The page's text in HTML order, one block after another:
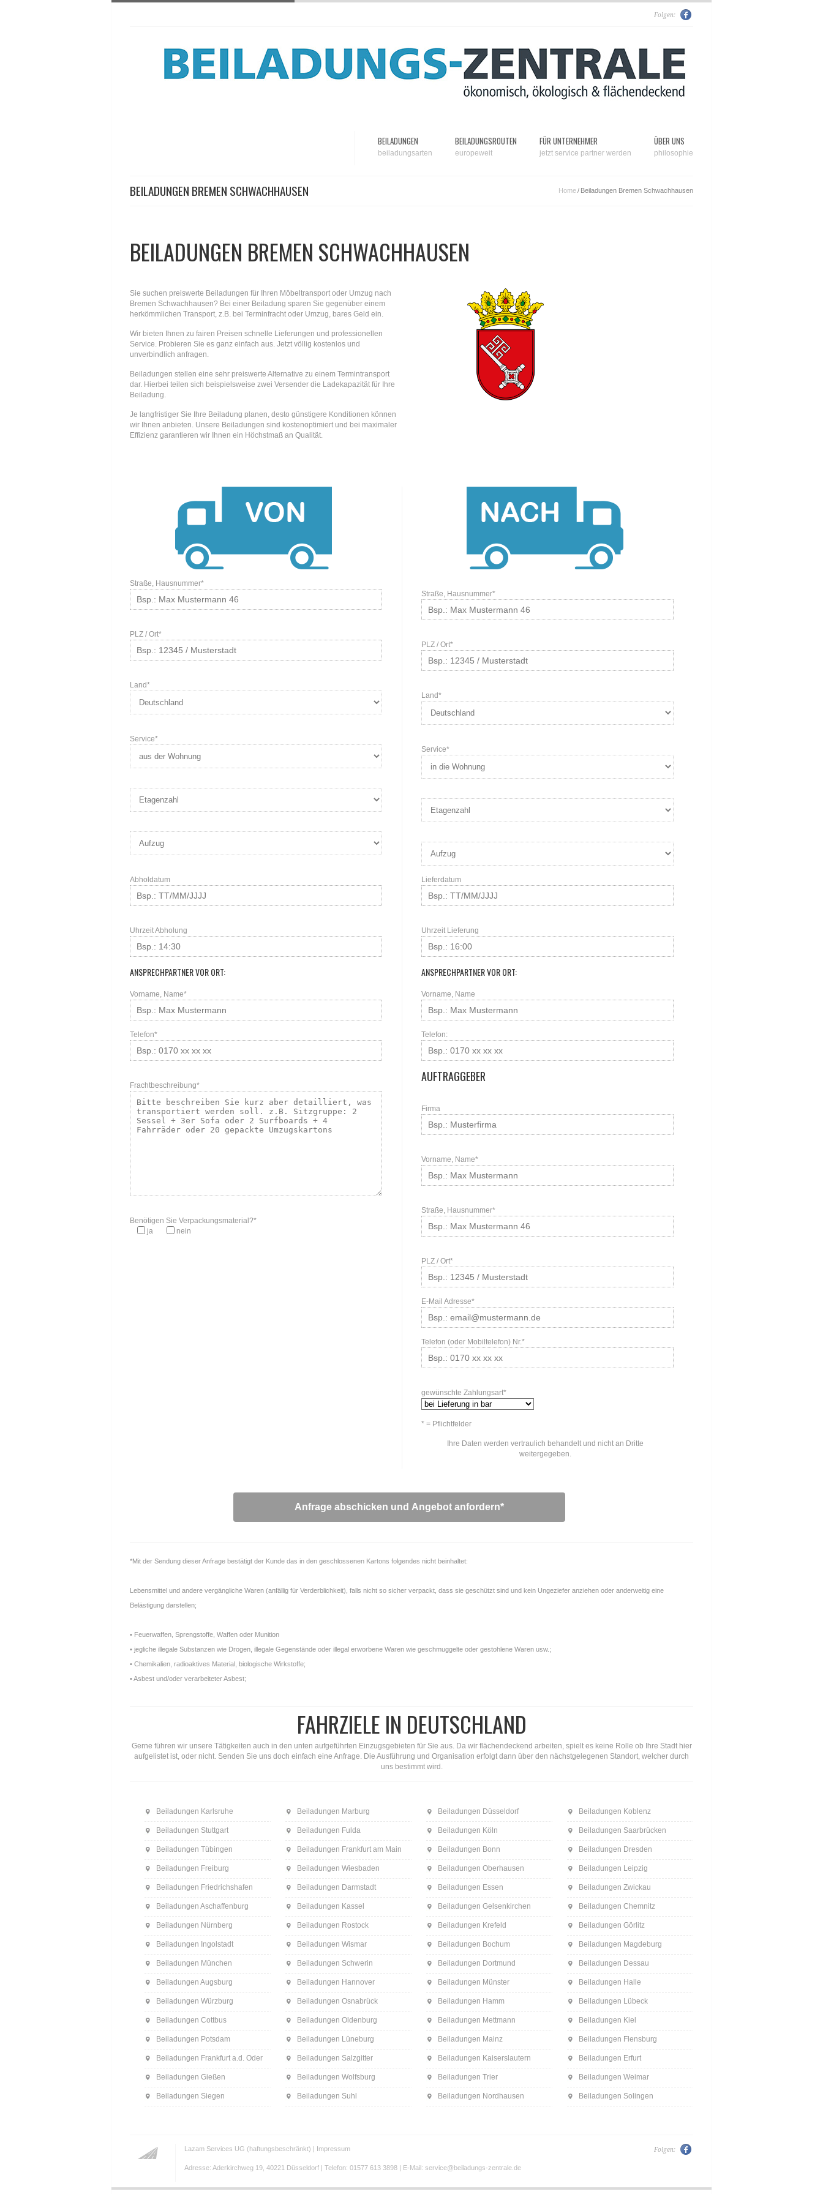
Folgen:
BEILADUNGEN
beiladungsarten
BEILADUNGSROUTEN
europeweit
FÜR UNTERNEHMER
jetzt service partner werden
ÜBER UNS
philosophie
BEILADUNGEN BREMEN SCHWACHHAUSEN Home/ Beiladungen Bremen Schwachhausen
BEILADUNGEN BREMEN SCHWACHHAUSEN
Sie suchen preiswerte Beiladungen für Ihren Möbeltransport oder Umzug nach
Bremen Schwachhausen? Bei einer Beiladung sparen Sie gegenüber einem
herkömmlichen Transport, z.B. bei Terminfracht oder Umzug, bares Geld ein.
Wir bieten Ihnen zu fairen Preisen schnelle Lieferungen und professionellen
Service. Probieren Sie es ganz einfach aus. Jetzt völlig kostenlos und
unverbindlich anfragen.
Beiladungen stellen eine sehr preiswerte Alternative zu einem Termintransport
dar. Hierbei teilen sich beispielsweise zwei Versender die Ladekapazität für Ihre
Beiladung.
Je langfristiger Sie Ihre Beiladung planen, desto günstigere Konditionen können
wir Ihnen anbieten. Unsere Beiladungen sind kostenoptimiert und bei maximaler
Effizienz garantieren wir Ihnen ein Höchstmaß an Qualität.
Straße, Hausnummer*
PLZ / Ort*
Land*
Service*
Abholdatum
Uhrzeit Abholung
ANSPRECHPARTNER VOR ORT:
Vorname, Name*
Telefon*
Frachtbeschreibung*
Benötigen Sie Verpackungsmaterial?*
ja
nein
Straße, Hausnummer*
PLZ / Ort*
Land*
Service*
Lieferdatum
Uhrzeit Lieferung
ANSPRECHPARTNER VOR ORT:
Vorname, Name
Telefon:
AUFTRAGGEBER
Firma
Vorname, Name*
Straße, Hausnummer*
PLZ / Ort*
E-Mail Adresse*
Telefon (oder Mobiltelefon) Nr.*
gewünschte Zahlungsart*
* = Pflichtfelder
Ihre Daten werden vertraulich behandelt und nicht an Dritte
weitergegeben.
*Mit der Sendung dieser Anfrage bestätigt der Kunde das in den geschlossenen Kartons folgendes nicht beinhaltet:
Lebensmittel und andere vergängliche Waren (anfällig für Verderblichkeit), falls nicht so sicher verpackt, dass sie geschützt sind und kein Ungeziefer anziehen oder anderweitig eine
Belästigung darstellen;
• Feuerwaffen, Sprengstoffe, Waffen oder Munition
• jegliche illegale Substanzen wie Drogen, illegale Gegenstände oder illegal erworbene Waren wie geschmuggelte oder gestohlene Waren usw.;
• Chemikalien, radioaktives Material, biologische Wirkstoffe;
• Asbest und/oder verarbeiteter Asbest;
FAHRZIELE IN DEUTSCHLAND
Gerne führen wir unsere Tätigkeiten auch in den unten aufgeführten Einzugsgebieten für Sie aus. Da wir flächendeckend arbeiten, spielt es keine Rolle ob Ihre Stadt hier
aufgelistet ist, oder nicht. Senden Sie uns doch einfach eine Anfrage. Die Ausführung und Organisation erfolgt dann über den nächstgelegenen Standort, welcher durch
uns bestimmt wird.
Beiladungen Karlsruhe
Beiladungen Stuttgart
Beiladungen Tübingen
Beiladungen Freiburg
Beiladungen Friedrichshafen
Beiladungen Aschaffenburg
Beiladungen Nürnberg
Beiladungen Ingolstadt
Beiladungen München
Beiladungen Augsburg
Beiladungen Würzburg
Beiladungen Cottbus
Beiladungen Potsdam
Beiladungen Frankfurt a.d. Oder
Beiladungen Gießen
Beiladungen Siegen
Beiladungen Marburg
Beiladungen Fulda
Beiladungen Frankfurt am Main
Beiladungen Wiesbaden
Beiladungen Darmstadt
Beiladungen Kassel
Beiladungen Rostock
Beiladungen Wismar
Beiladungen Schwerin
Beiladungen Hannover
Beiladungen Osnabrück
Beiladungen Oldenburg
Beiladungen Lüneburg
Beiladungen Salzgitter
Beiladungen Wolfsburg
Beiladungen Suhl
Beiladungen Düsseldorf
Beiladungen Köln
Beiladungen Bonn
Beiladungen Oberhausen
Beiladungen Essen
Beiladungen Gelsenkirchen
Beiladungen Krefeld
Beiladungen Bochum
Beiladungen Dortmund
Beiladungen Münster
Beiladungen Hamm
Beiladungen Mettmann
Beiladungen Mainz
Beiladungen Kaiserslautern
Beiladungen Trier
Beiladungen Nordhausen
Beiladungen Koblenz
Beiladungen Saarbrücken
Beiladungen Dresden
Beiladungen Leipzig
Beiladungen Zwickau
Beiladungen Chemnitz
Beiladungen Görlitz
Beiladungen Magdeburg
Beiladungen Dessau
Beiladungen Halle
Beiladungen Lübeck
Beiladungen Kiel
Beiladungen Flensburg
Beiladungen Erfurt
Beiladungen Weimar
Beiladungen Solingen
Lazam Services UG (haftungsbeschränkt) | Impressum
Adresse: Aderkirchweg 19, 40221 Düsseldorf | Telefon: 01577 613 3898 | E-Mail: service@beiladungs-zentrale.de
Folgen: